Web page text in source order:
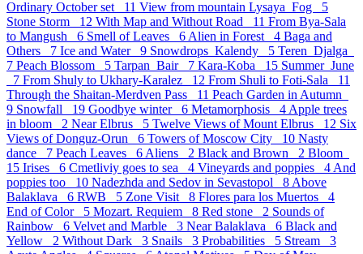
Ordinary October set 11 View from mountain Lysaya_Fog 5
Stone Storm 12 With Map and Without Road 11 From Bya-Sala
to Mangush 6 Smell of Leaves 6 Alien in Forest 4 Baga and
Others 7 Ice and Water 9 Snowdrops_Kalendy 5 Teren_Djalga
7 Peach Blossom 5 Tarpan_Bair 7 Kara-Koba 15 Summer_June
7 From Shuly to Ukhary-Karalez 12 From Shuli to Foti-Sala 11
Through the Shaitan-Merdven Pass 11 Peach Garden in Autumn
9 Snowfall 19 Goodbye winter 6 Metamorphosis 4 Apple trees
in bloom 2 Near Elbrus 5 Twelve Views of Mount Elbrus 12 Six
Views of Donguz-Orun 6 Towers of Moscow City 10 Nasty
dance 7 Peach Leaves 6 Aliens 2 Black and Brown 2 Bloom
15 Irises 6 Cmetliviy goes to sea 4 Vineyards and poppies 4 And
poppies too 10 Nadezhda and Sedov in Sevastopol 8 Above
Balaklava 6 RWB 5 Zone Visit 8 Flores para los Muertos 4
End of Color 5 Mozart. Requiem 8 Red stone 2 Sounds of
Rainbow 6 Velvet and Marble 3 Near Balaklava 6 Black and
Yellow 2 Without Dark 3 Snails 3 Probabilities 5 Stream 3